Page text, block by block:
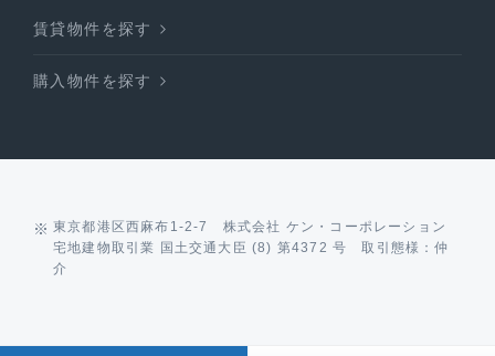
賃貸物件を探す
購入物件を探す
東京都港区西麻布1-2-7 株式会社 ケン・コーポレーション
宅地建物取引業 国土交通大臣 (8) 第4372 号 取引態様：仲
介